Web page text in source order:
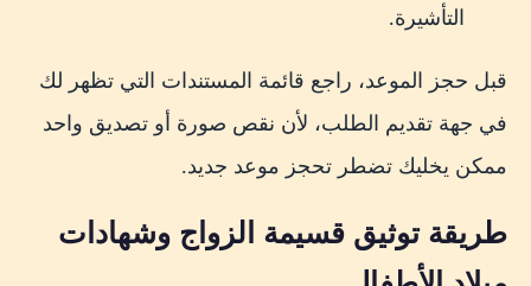
التأشيرة.
قبل حجز الموعد، راجع قائمة المستندات التي تظهر لك
في جهة تقديم الطلب، لأن نقص صورة أو تصديق واحد
ممكن يخليك تضطر تحجز موعد جديد.
طريقة توثيق قسيمة الزواج وشهادات